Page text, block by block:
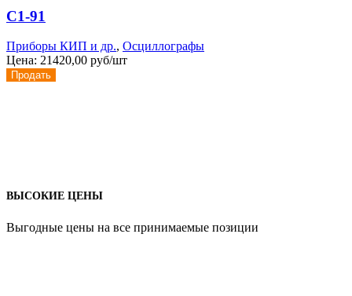
С1-91
Приборы КИП и др., Осциллографы
Цена: 21420,00 руб/шт
Продать
ВЫСОКИЕ ЦЕНЫ
Выгодные цены на все принимаемые позиции